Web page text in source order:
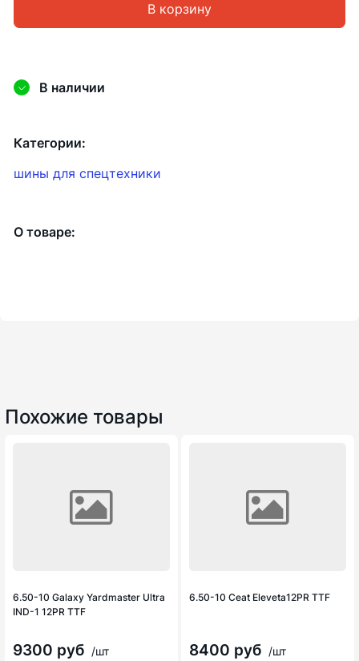
В корзину
Категории:
шины для спецтехники
О товаре:
В наличии
Похожие товары
6.50-10 Galaxy Yardmaster Ultra
IND-1 12PR TTF
9300 руб /шт
6.50-10 Ceat Eleveta12PR TTF
8400 руб /шт